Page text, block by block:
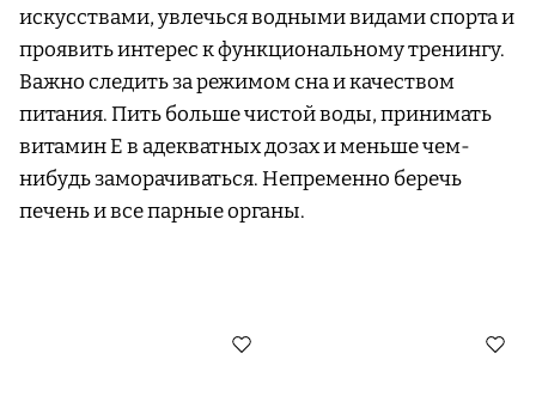
искусствами, увлечься водными видами спорта и
проявить интерес к функциональному тренингу.
Важно следить за режимом сна и качеством
питания. Пить больше чистой воды, принимать
витамин Е в адекватных дозах и меньше чем-
нибудь заморачиваться. Непременно беречь
печень и все парные органы.